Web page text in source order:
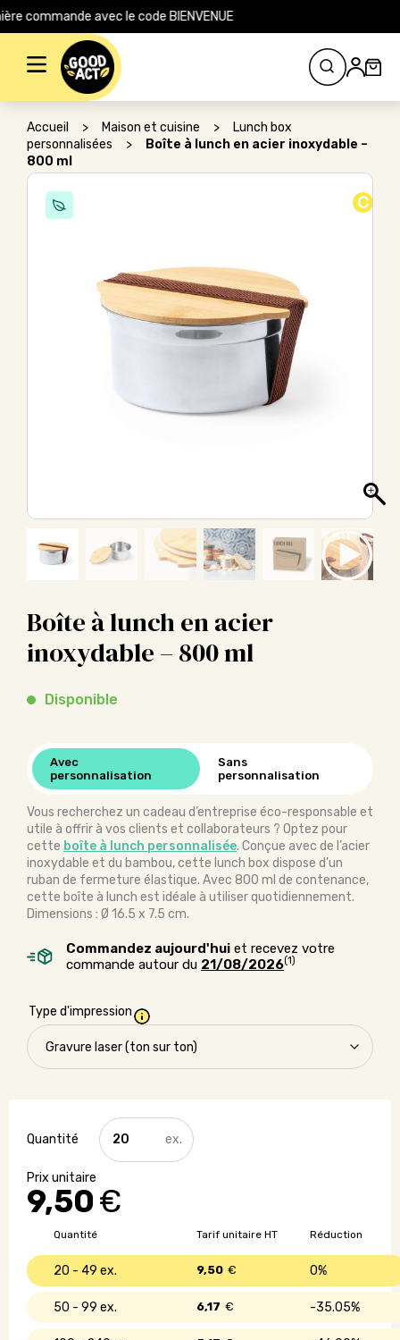
votre première commande avec le code BIENVENUE
Rechercher :
Accueil > Maison et cuisine >
Lunch box
personnalisées
>
Boîte à lunch en acier inoxydable –
800 ml
C
Boîte à lunch en acier
inoxydable – 800 ml
Disponible
Avec
personnalisation
Sans
personnalisation
Vous recherchez un cadeau d’entreprise éco-responsable et
utile à offrir à vos clients et collaborateurs ? Optez pour
cette boîte à lunch personnalisée. Conçue avec de l’acier
inoxydable et du bambou, cette lunch box dispose d’un
ruban de fermeture élastique. Avec 800 ml de contenance,
cette boîte à lunch est idéale à utiliser quotidiennement.
Dimensions : Ø 16.5 x 7.5 cm.
Commandez aujourd'hui et recevez votre
commande autour du 21/08/2026(1)
Type d'impression
9,50€
quantité
de
Boîte
lunch
en
800
ml
Quantité Réduction
Tarif unitaire HT
20 - 49 0%
9,50 €
50 - 99 35.05%
6,17 €